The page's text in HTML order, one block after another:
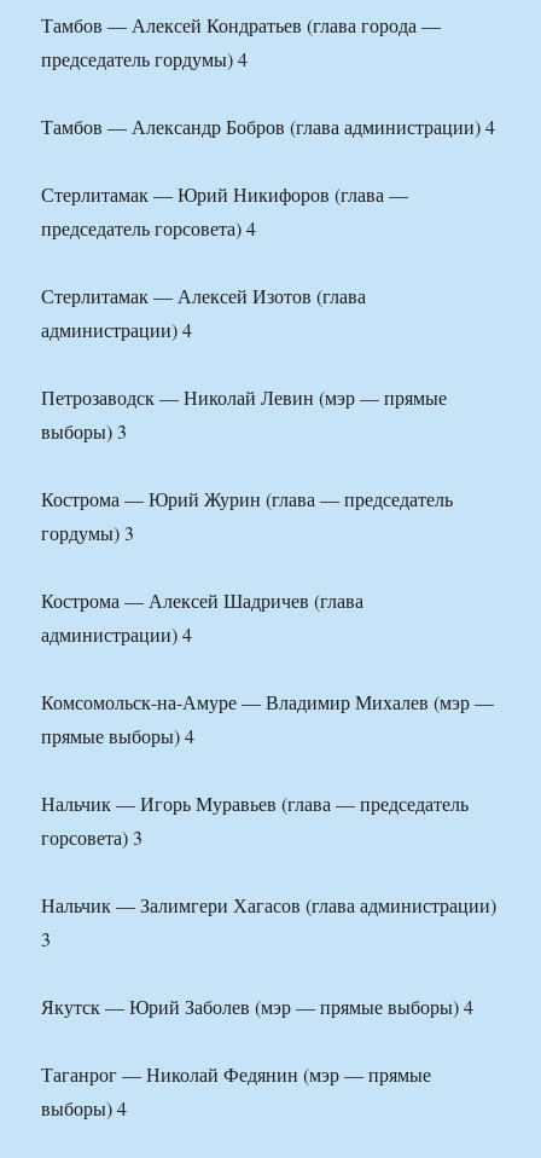
Тамбов — Алексей Кондратьев (глава города —
председатель гордумы) 4
Тамбов — Александр Бобров (глава администрации) 4
Стерлитамак — Юрий Никифоров (глава —
председатель горсовета) 4
Стерлитамак — Алексей Изотов (глава
администрации) 4
Петрозаводск — Николай Левин (мэр — прямые
выборы) 3
Кострома — Юрий Журин (глава — председатель
гордумы) 3
Кострома — Алексей Шадричев (глава
администрации) 4
Комсомольск-на-Амуре — Владимир Михалев (мэр —
прямые выборы) 4
Нальчик — Игорь Муравьев (глава — председатель
горсовета) 3
Нальчик — Залимгери Хагасов (глава администрации)
3
Якутск — Юрий Заболев (мэр — прямые выборы) 4
Таганрог — Николай Федянин (мэр — прямые
выборы) 4